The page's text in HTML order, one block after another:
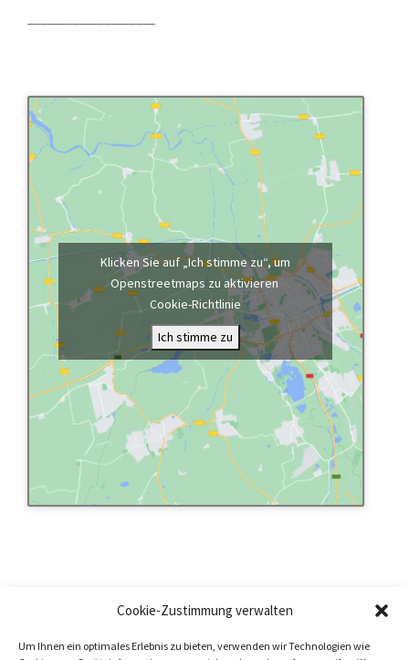
Cookie-Zustimmung verwalten
Um Ihnen ein optimales Erlebnis zu bieten, verwenden wir Technologien wie
Klicken Sie auf „Ich stimme zu“, um
Openstreetmaps zu aktivieren
Cookie-Richtlinie
Ich stimme zu